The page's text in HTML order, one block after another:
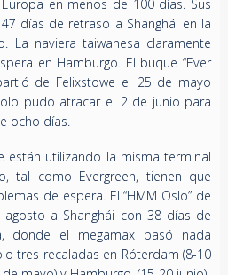
en menos de 100 días. Sus
días de retraso a Shanghái en la
La naviera taiwanesa claramente
en Hamburgo. El buque “Ever
de Felixstowe el 25 de mayo
pudo atracar el 2 de junio para
ocho días.
están utilizando la misma terminal
tal como Evergreen, tienen que
de espera. El “HMM Oslo” de
agosto a Shanghái con 38 días de
donde el megamax pasó nada
tres recaladas en Róterdam (8-10